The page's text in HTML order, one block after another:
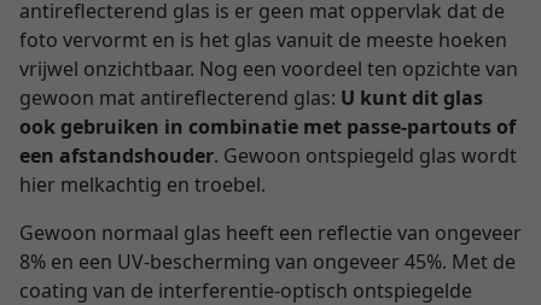
antireflecterend glas is er geen mat oppervlak dat de
foto vervormt en is het glas vanuit de meeste hoeken
vrijwel onzichtbaar. Nog een voordeel ten opzichte van
gewoon mat antireflecterend glas: U kunt dit glas
ook gebruiken in combinatie met passe-partouts of
een afstandshouder. Gewoon ontspiegeld glas wordt
hier melkachtig en troebel.
Gewoon normaal glas heeft een reflectie van ongeveer
8% en een UV-bescherming van ongeveer 45%. Met de
coating van de interferentie-optisch ontspiegelde